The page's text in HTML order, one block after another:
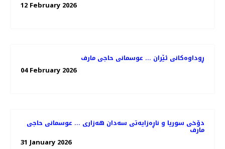
12 February 2026
ڕوداوەکانی ئێران ... عوسمانی حاجی مارف
04 February 2026
دۆخی سوریا و ناڕەزایەتی سەدان هەزاری ... عوسمانی حاجی
مارف
31 January 2026